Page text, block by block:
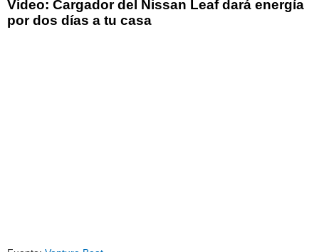
Video: Cargador del Nissan Leaf dará energía
por dos días a tu casa